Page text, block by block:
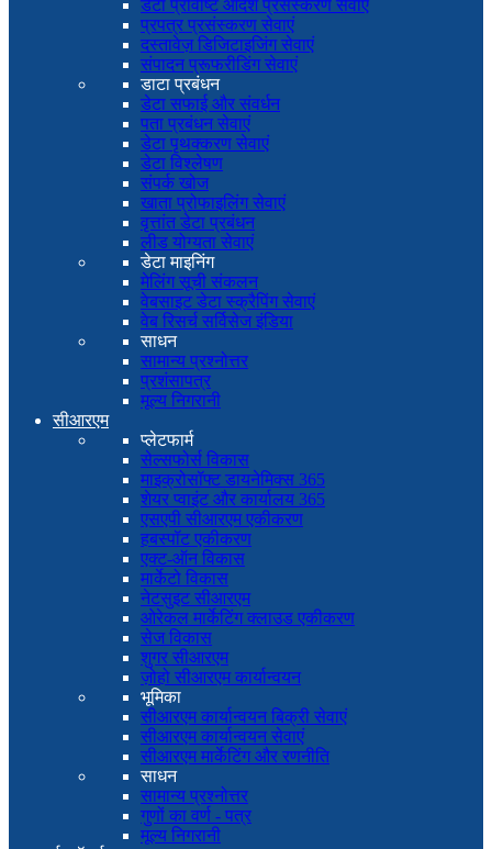
डेटा प्रविष्टि आदेश प्रसंस्करण सेवाएं
प्रपत्र प्रसंस्करण सेवाएं
दस्तावेज़ डिजिटाइजिंग सेवाएं
संपादन प्रूफरीडिंग सेवाएं
डाटा प्रबंधन
डेटा सफाई और संवर्धन
पता प्रबंधन सेवाएं
डेटा पृथक्करण सेवाएं
डेटा विश्लेषण
संपर्क खोज
खाता प्रोफाइलिंग सेवाएं
वृत्तांत डेटा प्रबंधन
लीड योग्यता सेवाएं
डेटा माइनिंग
मेलिंग सूची संकलन
वेबसाइट डेटा स्क्रैपिंग सेवाएं
वेब रिसर्च सर्विसेज इंडिया
साधन
सामान्य प्रश्नोत्तर
प्रशंसापत्र
मूल्य निगरानी
सीआरएम
प्लेटफार्म
सेल्सफोर्स विकास
माइक्रोसॉफ्ट डायनेमिक्स 365
शेयर प्वाइंट और कार्यालय 365
एसएपी सीआरएम एकीकरण
हबस्पॉट एकीकरण
एक्ट-ऑन विकास
मार्केटो विकास
नेटसुइट सीआरएम
ओरेकल मार्केटिंग क्लाउड एकीकरण
सेज विकास
शुगर सीआरएम
ज़ोहो सीआरएम कार्यान्वयन
भूमिका
सीआरएम कार्यान्वयन बिक्री सेवाएं
सीआरएम कार्यान्वयन सेवाएं
सीआरएम मार्केटिंग और रणनीति
साधन
सामान्य प्रश्नोत्तर
गुणों का वर्ण - पत्र
मूल्य निगरानी